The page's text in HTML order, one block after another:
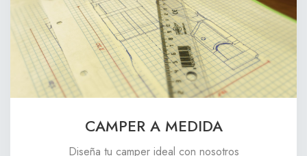
CAMPER A MEDIDA
Diseña tu camper ideal con nosotros